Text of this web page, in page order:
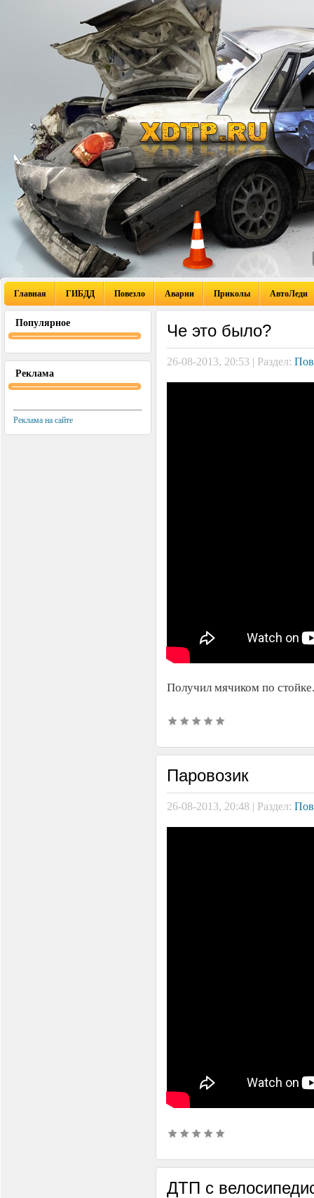
Главная ГИБДД Повезло Аварии Приколы АвтоЛеди
Популярное
Реклама
Реклама на сайте
Че это было?
26-08-2013, 20:53 | Раздел:
Получил мячиком по
Паровозик
26-08-2013, 20:48 | Раздел:
ДТП с